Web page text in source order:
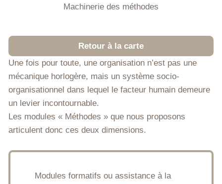
Machinerie des méthodes
Retour à la carte
Une fois pour toute, une organisation n’est pas une
mécanique horlogère, mais un système socio-
organisationnel dans lequel le facteur humain demeure
un levier incontournable.
Les modules « Méthodes » que nous proposons
articulent donc ces deux dimensions.
Modules formatifs ou assistance à la